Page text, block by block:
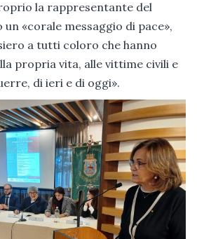
la rappresentante del
«corale messaggio di pace»,
a tutti coloro che hanno
propria vita, alle vittime civili e
di ieri e di oggi».